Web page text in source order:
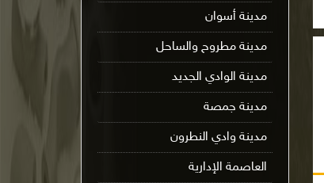
مدينة أسوان
مدينة مطروح والساحل
مدينة الوادي الجديد
مدينة جمصة
مدينة وادي النطرون
العاصمة الإدارية